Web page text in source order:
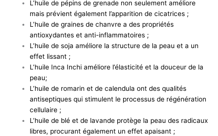
L’huile de pépins de grenade non seulement améliore
mais prévient également l’apparition de cicatrices ;
L’huile de graines de chanvre a des propriétés
antioxydantes et anti-inflammatoires ;
L’huile de soja améliore la structure de la peau et a un
effet lissant ;
L’huile Inca Inchi améliore l’élasticité et la douceur de la
peau;
L’huile de romarin et de calendula ont des qualités
antiseptiques qui stimulent le processus de régénération
cellulaire ;
L’huile de blé et de lavande protège la peau des radicaux
libres, procurant également un effet apaisant ;